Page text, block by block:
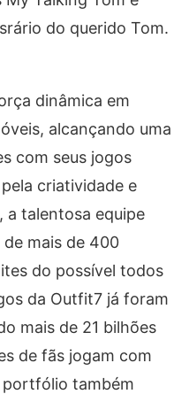
do querido Tom.
dinâmica em
alcançando uma
com seus jogos
criatividade e
a talentosa equipe
mais de 400
do possível todos
da Outfit7 já foram
mais de 21 bilhões
de fãs jogam com
portfólio também